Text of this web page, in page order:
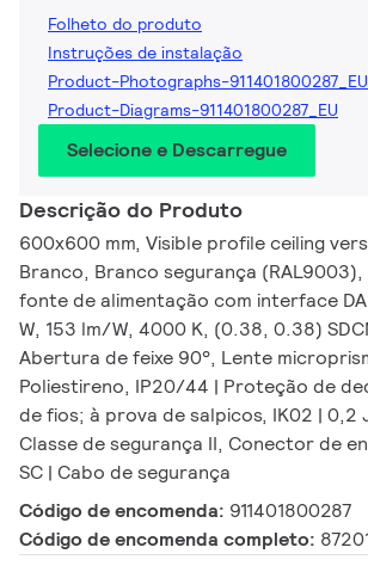
Folheto do produto
Instruções de instalação
Product-Photographs-911401800287_EU
Product-Diagrams-911401800287_EU
Selecione e Descarregue
Descrição do Produto
600x600 mm, Visible profile ceiling
Branco, Branco segurança (RAL9003),
fonte de alimentação com interface
W, 153 lm/W, 4000 K, (0.38, 0.38)
Abertura de feixe 90°, Lente
Poliestireno, IP20/44 | Proteção de
de fios; à prova de salpicos, IK02 | 0,2
Classe de segurança II, Conector de
SC | Cabo de segurança
Código de encomenda: 911401800287
Código de encomenda completo: